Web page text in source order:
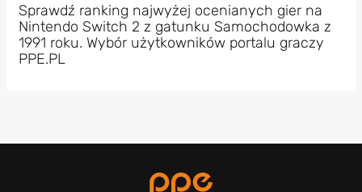
Sprawdź ranking najwyżej ocenianych gier na
Nintendo Switch 2 z gatunku Samochodowka z
1991 roku. Wybór użytkowników portalu graczy
PPE.PL